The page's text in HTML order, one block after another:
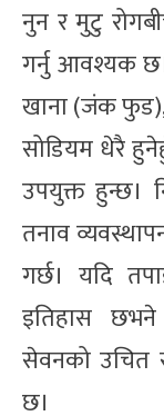
नुन र मुटु
गर्नु आवश्यक छ।
खाना (जंक फुड),
सोडियम धेरै
उपयुक्त हुन्छ।
तनाव
गर्छ। यदि
इतिहास
सेवनको उचित
छ।